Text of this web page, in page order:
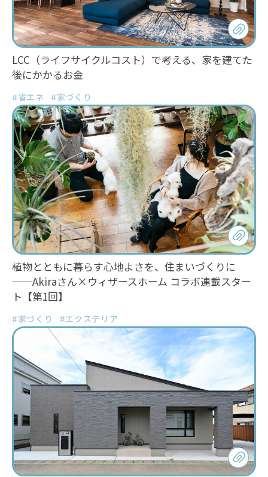
LCC（ライフサイクルコスト）で考える、家を建てた
後にかかるお金
#省エネ #家づくり
植物とともに暮らす心地よさを、住まいづくりに
──Akiraさん×ウィザースホーム コラボ連載スター
ト【第1回】
#家づくり #エクステリア